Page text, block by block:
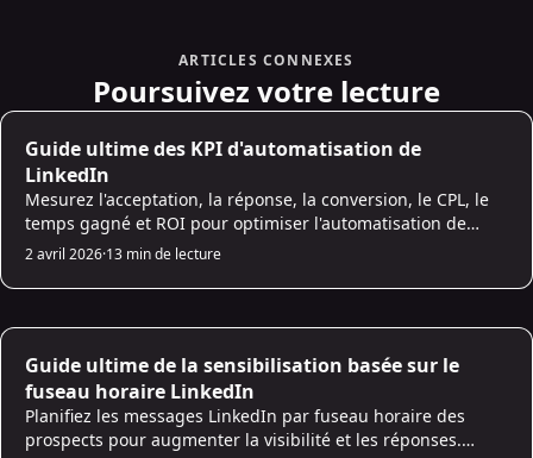
ARTICLES CONNEXES
Poursuivez votre lecture
AI Prospecting
Guide ultime des KPI d'automatisation de
LinkedIn
Mesurez l'acceptation, la réponse, la conversion, le CPL, le
temps gagné et ROI pour optimiser l'automatisation de
LinkedIn pour une génération de leads évolutive B2B.
2 avril 2026·13 min de lecture
AI Prospecting
Guide ultime de la sensibilisation basée sur le
fuseau horaire LinkedIn
Planifiez les messages LinkedIn par fuseau horaire des
prospects pour augmenter la visibilité et les réponses.